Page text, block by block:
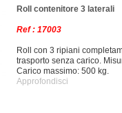
Roll contenitore 3 laterali
Ref : 17003
Roll con 3 ripiani
trasporto senza carico.
Carico massimo: 500 kg.
Approfondisci